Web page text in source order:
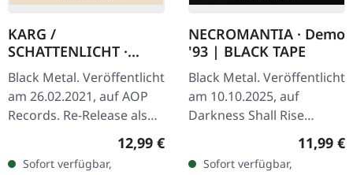
KARG /
SCHATTENLICHT ·
Trümmermensch |
DIGIPAK CD
Black Metal. Veröffentlicht
am 26.02.2021, auf AOP
Records. Re-Release als
DigiPak. Diese Split-
Veröffentlichung bringt
Regulärer Preis:
12,99 €
Sofort verfügbar,
NECROMANTIA · Demo
'93 | BLACK TAPE
Black Metal. Veröffentlicht
am 10.10.2025, auf
Darkness Shall Rise
Productions. Schwarze
Musik-Kassette mit 3-
11,99 €
Sofort verfügbar,